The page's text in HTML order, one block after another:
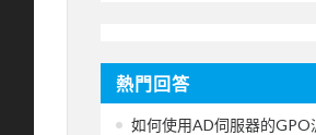
熱門回答
如何使用AD伺服器的GPO